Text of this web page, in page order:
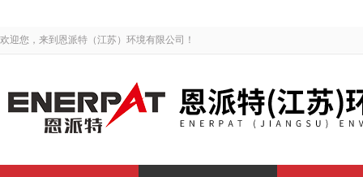
欢迎您，来到恩派特（江苏）环境有限公司！